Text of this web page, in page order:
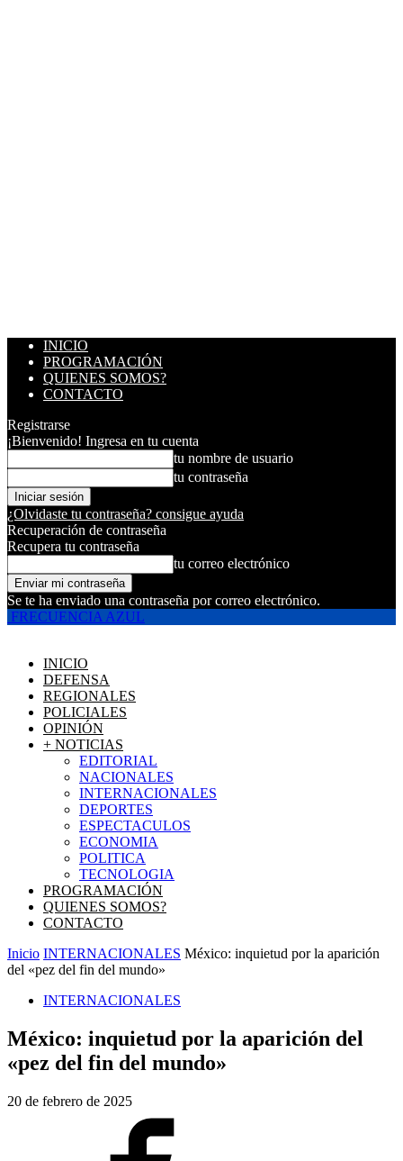
INICIO
PROGRAMACIÓN
QUIENES SOMOS?
CONTACTO
Registrarse
¡Bienvenido! Ingresa en tu cuenta
tu nombre de usuario
tu contraseña
¿Olvidaste tu contraseña? consigue ayuda
Recuperación de contraseña
Recupera tu contraseña
tu correo electrónico
Se te ha enviado una contraseña por correo electrónico.
FRECUENCIA AZUL
INICIO
DEFENSA
REGIONALES
POLICIALES
OPINIÓN
+ NOTICIAS
EDITORIAL
NACIONALES
INTERNACIONALES
DEPORTES
ESPECTACULOS
ECONOMIA
POLITICA
TECNOLOGIA
PROGRAMACIÓN
QUIENES SOMOS?
CONTACTO
Inicio INTERNACIONALES México: inquietud por la aparición
del «pez del fin del mundo»
INTERNACIONALES
México: inquietud por la aparición del
«pez del fin del mundo»
20 de febrero de 2025